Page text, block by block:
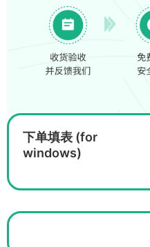
下单填表 (for
windows)